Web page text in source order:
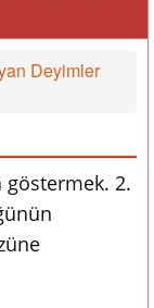
Deyimler
2.